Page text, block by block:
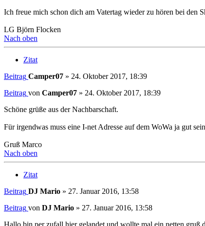
Ich freue mich schon dich am Vatertag wieder zu hören bei den
LG Björn Flocken
Nach oben
Zitat
Beitrag Camper07 » 24. Oktober 2017, 18:39
Beitrag von Camper07 » 24. Oktober 2017, 18:39
Schöne grüße aus der Nachbarschaft.
Für irgendwas muss eine I-net Adresse auf dem WoWa ja gut
Gruß Marco
Nach oben
Zitat
Beitrag DJ Mario » 27. Januar 2016, 13:58
Beitrag von DJ Mario » 27. Januar 2016, 13:58
Hallo bin per zufall hier gelandet und wollte mal ein netten gruß